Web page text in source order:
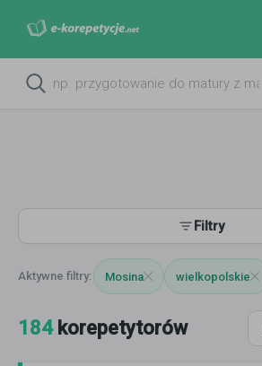
Filtry
Mosina wielkopolskie
184korepetytorów